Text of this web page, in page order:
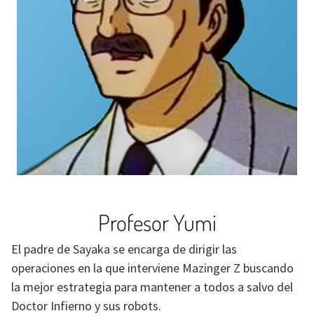
Profesor Yumi
El padre de Sayaka se encarga de dirigir las
operaciones en la que interviene Mazinger Z buscando
la mejor estrategia para mantener a todos a salvo del
Doctor Infierno y sus robots.